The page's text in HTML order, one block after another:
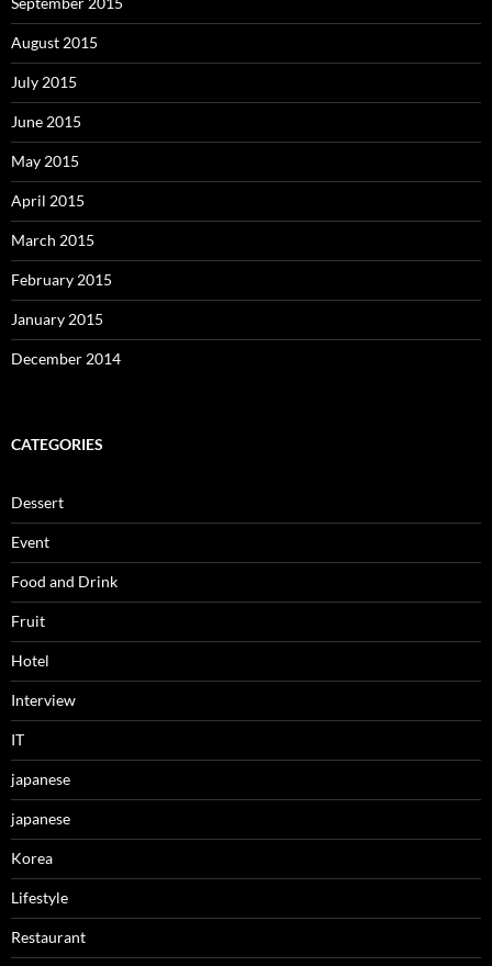
August 2015
July 2015
June 2015
May 2015
April 2015
March 2015
February 2015
January 2015
December 2014
CATEGORIES
Dessert
Event
Food and Drink
Fruit
Hotel
Interview
IT
japanese
japanese
Korea
Lifestyle
Restaurant